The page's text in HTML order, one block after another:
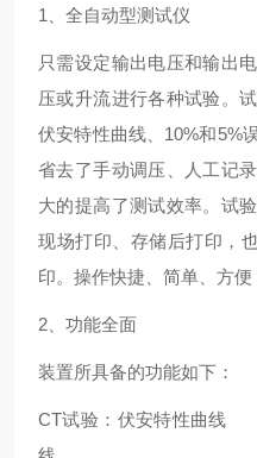
1、全自动型测试仪
只需设定输出电压和输出
压或升流进行各种试验。
伏安特性曲线、10%和5%
省去了手动调压、人工记
大的提高了测试效率。试
现场打印、存储后打印，
印。操作快捷、简单、方便
2、功能全面
装置所具备的功能如下：
CT试验：伏安特性